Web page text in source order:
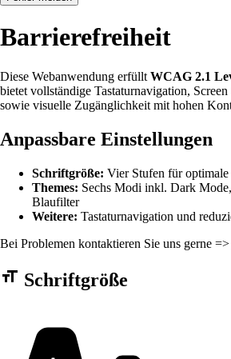
Barrierefreiheit
Diese Webanwendung erfüllt WCAG 2.1
bietet vollständige Tastaturnavigation,
sowie visuelle Zugänglichkeit mit hohen
Anpassbare Einstellungen
Schriftgröße: Vier Stufen für
Themes: Sechs Modi inkl. Dark
Blaufilter
Weitere: Tastaturnavigation und
Bei Problemen kontaktieren Sie uns gerne =>
Barrierefreiheit
Schriftgröße